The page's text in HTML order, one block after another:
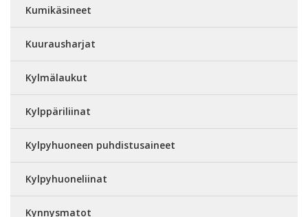
Kumikäsineet
Kuurausharjat
Kylmälaukut
Kylppäriliinat
Kylpyhuoneen puhdistusaineet
Kylpyhuoneliinat
Kynnysmatot